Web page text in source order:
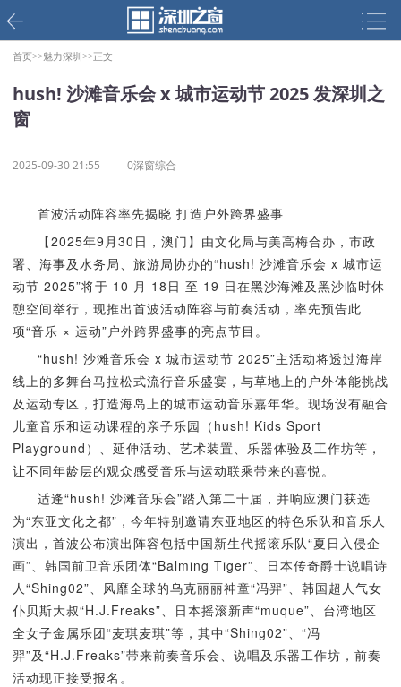
首页>>魅力深圳>>正文
hush! 沙滩音乐会 x 城市运动节 2025 发深圳之
窗
2025-09-30 21:55 0深窗综合
首波活动阵容率先揭晓 打造户外跨界盛事
【2025年9月30日，澳门】由文化局与美高梅合办，市政
署、海事及水务局、旅游局协办的“hush! 沙滩音乐会 x 城市运
动节 2025”将于 10 月 18日 至 19 日在黑沙海滩及黑沙临时休
憩空间举行，现推出首波活动阵容与前奏活动，率先预告此
项“音乐 × 运动”户外跨界盛事的亮点节目。
“hush! 沙滩音乐会 x 城市运动节 2025”主活动将透过海岸
线上的多舞台马拉松式流行音乐盛宴，与草地上的户外体能挑战
及运动专区，打造海岛上的城市运动音乐嘉年华。现场设有融合
儿童音乐和运动课程的亲子乐园（hush! Kids Sport
Playground）、延伸活动、艺术装置、乐器体验及工作坊等，
让不同年龄层的观众感受音乐与运动联乘带来的喜悦。
适逢“hush! 沙滩音乐会”踏入第二十届，并响应澳门获选
为“东亚文化之都”，今年特别邀请东亚地区的特色乐队和音乐人
演出，首波公布演出阵容包括中国新生代摇滚乐队“夏日入侵企
画”、韩国前卫音乐团体“Balming Tiger”、日本传奇爵士说唱诗
人“Shing02”、风靡全球的乌克丽丽神童“冯羿”、韩国超人气女
仆贝斯大叔“H.J.Freaks”、日本摇滚新声“muque”、台湾地区
全女子金属乐团“麦琪麦琪”等，其中“Shing02”、“冯
羿”及“H.J.Freaks”带来前奏音乐会、说唱及乐器工作坊，前奏
活动现正接受报名。